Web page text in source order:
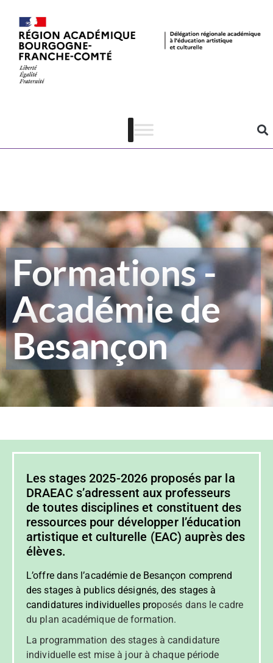
Formations –
Académie de
Besançon
Formations -
Académie de
Besançon
Les stages 2025-2026 proposés par la
DRAEAC s’adressent aux professeurs
de toutes disciplines et constituent des
ressources pour développer l’éducation
artistique et culturelle (EAC) auprès des
élèves.
L’offre dans l’académie de Besançon comprend
des stages à publics désignés, des stages à
candidatures individuelles proposés dans le cadre
du plan académique de formation.
La programmation des stages à candidature
individuelle est mise à jour à chaque période